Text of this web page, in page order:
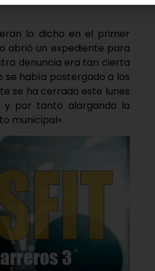
lo dicho en el primer
abrió un expediente para
denuncia era tan cierta
había postergado a los
se ha cerrado este lunes
y por tanto alargando la
municipal».